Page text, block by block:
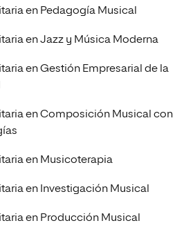
en Pedagogía Musical
en Jazz y Música Moderna
en Gestión Empresarial de la
en Composición Musical con
en Musicoterapia
en Investigación Musical
en Producción Musical